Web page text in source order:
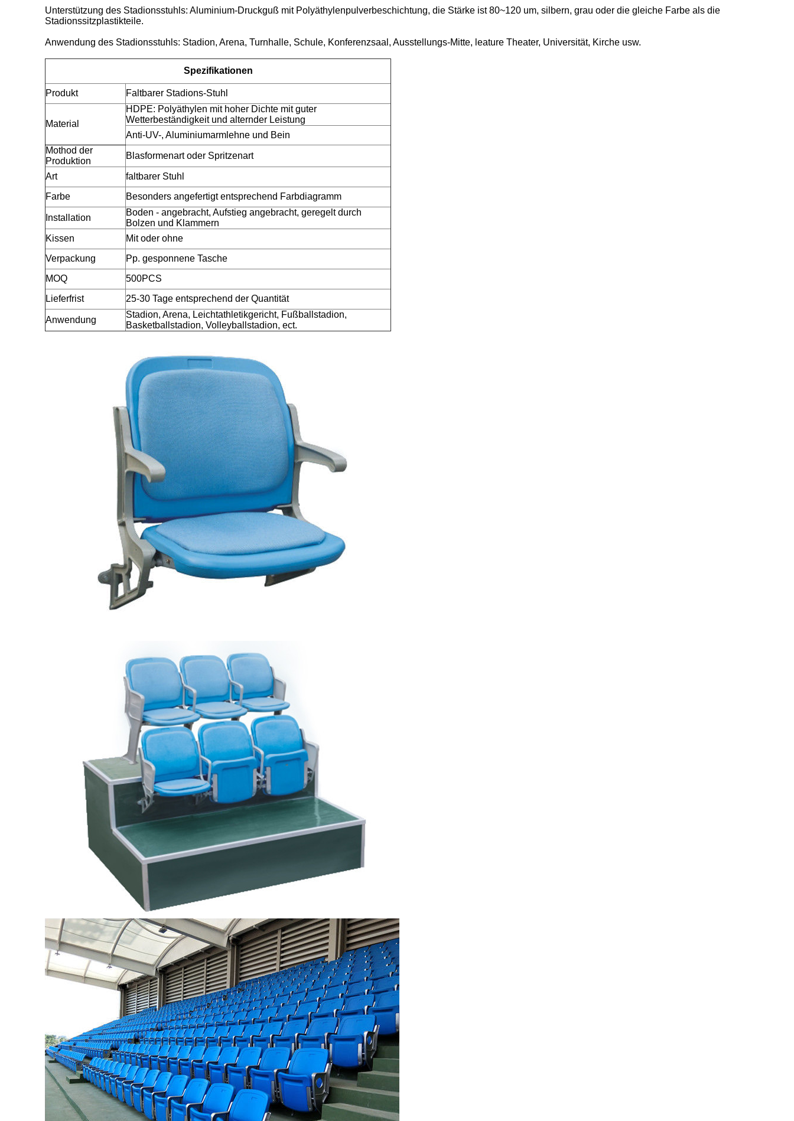
Unterstützung des Stadionsstuhls: Aluminium-Druckguß mit Polyäthylenpulverbeschichtung, die Stärke ist 80~120 um, silbern, grau oder die gleiche Farbe als die
Stadionssitzplastikteile.
Anwendung des Stadionsstuhls: Stadion, Arena, Turnhalle, Schule, Konferenzsaal, Ausstellungs-Mitte, leature Theater, Universität, Kirche usw.
Spezifikationen
Produkt Faltbarer Stadions-Stuhl
Material
HDPE: Polyäthylen mit hoher Dichte mit guter
Wetterbeständigkeit und alternder Leistung
Anti-UV-, Aluminiumarmlehne und Bein
Mothod der
Produktion
Blasformenart oder Spritzenart
Art
faltbarer Stuhl
Farbe
Besonders angefertigt entsprechend Farbdiagramm
Installation
Boden - angebracht, Aufstieg angebracht, geregelt durch
Bolzen und Klammern
Kissen
Mit oder ohne
Verpackung
Pp. gesponnene Tasche
MOQ
500PCS
Lieferfrist
25-30 Tage entsprechend der Quantität
Anwendung
Stadion, Arena, Leichtathletikgericht, Fußballstadion,
Basketballstadion, Volleyballstadion, ect.